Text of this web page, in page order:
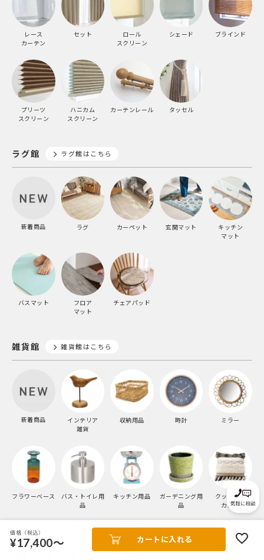
レース
カーテン
セット
ロール
スクリーン
シェード ブラインド
プリーツ
スクリーン
ハニカム
スクリーン
カーテンレール タッセル
ラグ館 ラグ館はこちら
新着商品 ラグ カーペット 玄関マット
キッチン
マット
バスマット
フロア
マット
チェアパッド
雑貨館 雑貨館はこちら
新着商品
インテリア
雑貨
収納用品 時計 ミラー
フラワーベース
バス・トイレ用
品
キッチン用品
ガーデニング用
品
クッション
カバー
価格（税込）
¥17,400～ カートに入れる